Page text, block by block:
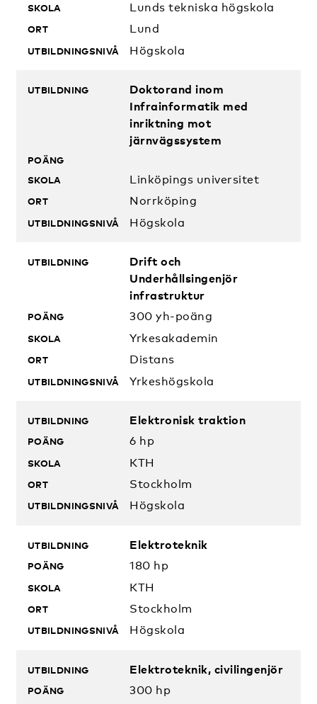
Lunds tekniska högskola
Lund
Högskola
Doktorand inom
Infrainformatik med
inriktning mot
järnvägssystem
Linköpings universitet
Norrköping
Högskola
Drift och
Underhållsingenjör
infrastruktur
300 yh-poäng
Yrkesakademin
Distans
Yrkeshögskola
Elektronisk traktion
6 hp
KTH
Stockholm
Högskola
Elektroteknik
180 hp
KTH
Stockholm
Högskola
Elektroteknik, civilingenjör
300 hp